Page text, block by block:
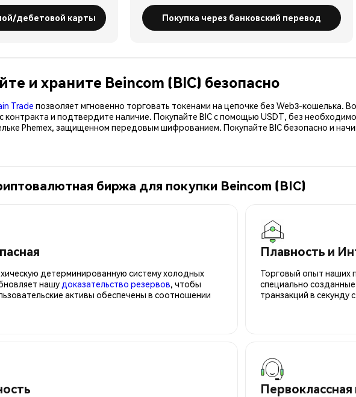
дебетовой карты Покупка через банковский перевод
и храните Beincom (BIC) безопасно
Trade позволяет мгновенно торговать токенами на цепочке без Web3-кошелька.
контракта и подтвердите наличие. Покупайте BIC с помощью USDT, без
Phemex, защищенном передовым шифрованием. Покупайте BIC безопасно и
биржа для покупки Beincom (BIC)
детерминированную систему холодных
нашу доказательство резервов, чтобы
активы обеспечены в соотношении
Плавность и
Торговый опыт наших
специально
транзакций в секунду